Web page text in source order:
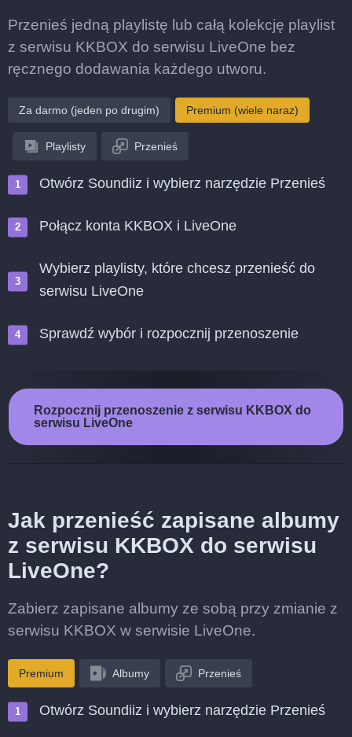
Przenieś jedną playlistę lub całą kolekcję playlist
z serwisu KKBOX do serwisu LiveOne bez
ręcznego dodawania każdego utworu.
Za darmo (jeden po drugim) Premium (wiele naraz)
Playlisty Przenieś
Otwórz Soundiiz i wybierz narzędzie Przenieś
Połącz konta KKBOX i LiveOne
Wybierz playlisty, które chcesz przenieść do
serwisu LiveOne
Sprawdź wybór i rozpocznij przenoszenie
Rozpocznij przenoszenie z serwisu KKBOX do
serwisu LiveOne
Jak przenieść zapisane albumy
z serwisu KKBOX do serwisu
LiveOne?
Zabierz zapisane albumy ze sobą przy zmianie z
serwisu KKBOX w serwisie LiveOne.
Premium Albumy Przenieś
Otwórz Soundiiz i wybierz narzędzie Przenieś